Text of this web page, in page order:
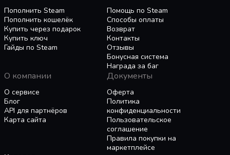
different weapons and capabilities.
* Battle on unique planets from the entire Star
Wars saga.
* Pilot over 30 vehicles including AT-ATs, X-
Wings and Snowspeeders.
* Fight up to 32 players in massive online battles!
Пополнить Steam
Пополнить кошелёк
Купить через подарок
Купить ключ
Гайды по Steam
Помощь по Steam
Способы оплаты
Возврат
Контакты
Отзывы
Бонусная система
Награда за баг
О компании
О сервисе
Блог
API для партнёров
Карта сайта
Документы
Оферта
Политика
конфиденциальности
Пользовательское
соглашение
Правила покупки на
маркетплейсе